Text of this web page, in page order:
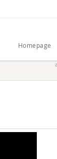
Homepage